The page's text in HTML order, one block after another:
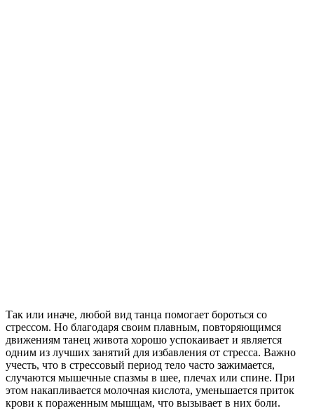
Так или иначе, любой вид танца помогает бороться со
стрессом. Но благодаря своим плавным, повторяющимся
движениям танец живота хорошо успокаивает и является
одним из лучших занятий для избавления от стресса. Важно
учесть, что в стрессовый период тело часто зажимается,
случаются мышечные спазмы в шее, плечах или спине. При
этом накапливается молочная кислота, уменьшается приток
крови к пораженным мышцам, что вызывает в них боли.